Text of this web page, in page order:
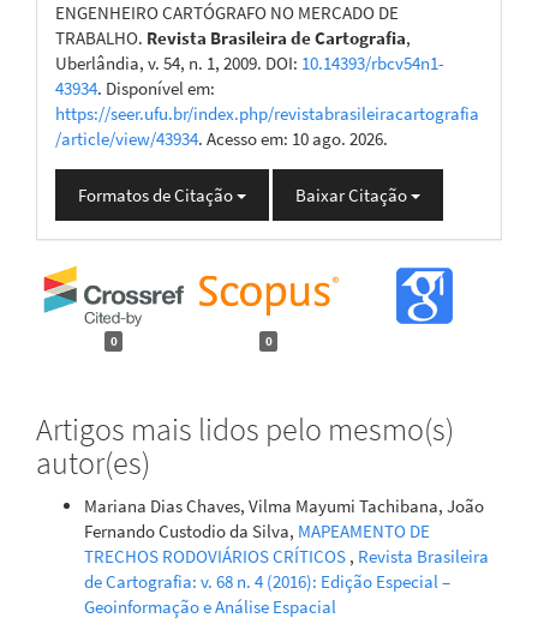
ENGENHEIRO CARTÓGRAFO NO MERCADO DE
TRABALHO. Revista Brasileira de Cartografia,
Uberlândia, v. 54, n. 1, 2009. DOI: 10.14393/rbcv54n1-
43934. Disponível em:
https://seer.ufu.br/index.php/revistabrasileiracartografia
/article/view/43934. Acesso em: 10 ago. 2026.
Formatos de Citação Baixar Citação
0 0
Artigos mais lidos pelo mesmo(s)
autor(es)
Mariana Dias Chaves, Vilma Mayumi Tachibana, João
Fernando Custodio da Silva, MAPEAMENTO DE
TRECHOS RODOVIÁRIOS CRÍTICOS , Revista Brasileira
de Cartografia: v. 68 n. 4 (2016): Edição Especial –
Geoinformação e Análise Espacial